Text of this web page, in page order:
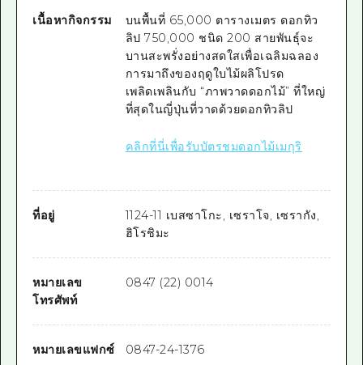
เนื้อหากิจกรรม
บนพื้นที่ 65,000 ตารางเมตร ดอกทิว
ลิป 750,000 ชนิด 200 สายพันธุ์จะ
บานสะพรั่งอย่างสดใสเพื่อเฉลิมฉลอง
การมาถึงของฤดูใบไม้ผลิโปรด
เพลิดเพลินกับ “ภาพวาดดอกไม้” ที่ใหญ่
ที่สุดในญี่ปุ่นที่วาดด้วยดอกทิวลิป
คลิกที่นี่เพื่อรับบัตรชมดอกไม้เมกุริ
ที่อยู่
1124-11 เบสซาโกะ, เซราโจ, เซรากัง,
ฮิโรชิมะ
หมายเลข
โทรศัพท์
0847 (22) 0014
หมายเลขแฟกซ์ 0847-24-1376